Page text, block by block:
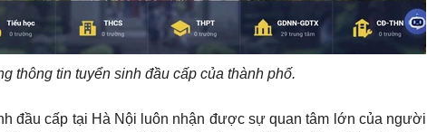
thông tin tuyển sinh đầu cấp của thành phố.
đầu cấp tại Hà Nội luôn nhận được sự quan tâm lớn của người